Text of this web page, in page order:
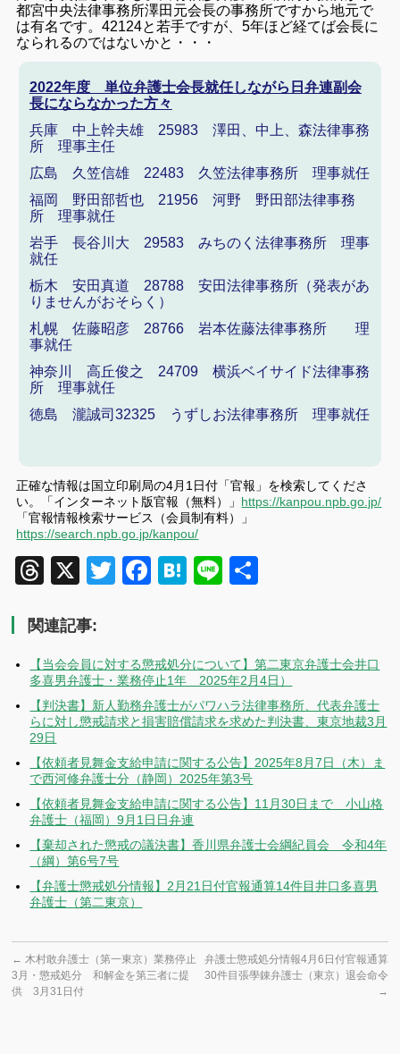
都宮中央法律事務所澤田元会長の事務所ですから地元で
は有名です。42124と若手ですが、5年ほど経てば会長に
なられるのではないかと・・・
2022年度 単位弁護士会長就任しながら日弁連副会
長にならなかった方々
兵庫 中上幹夫雄 25983 澤田、中上、森法律事務
所 理事主任
広島 久笠信雄 22483 久笠法律事務所 理事就任
福岡 野田部哲也 21956 河野 野田部法律事務
所 理事就任
岩手 長谷川大 29583 みちのく法律事務所 理事
就任
栃木 安田真道 28788 安田法律事務所（発表があ
りませんがおそらく）
札幌 佐藤昭彦 28766 岩本佐藤法律事務所 理
事就任
神奈川 高丘俊之 24709 横浜ベイサイド法律事務
所 理事就任
徳島 瀧誠司32325 うずしお法律事務所 理事就任
正確な情報は国立印刷局の4月1日付「官報」を検索してくださ
い。「インターネット版官報（無料）」 https://kanpou.npb.go.jp/
「官報情報検索サービス（会員制有料）」
https://search.npb.go.jp/kanpou/
Threads
X TwitterFacebook
Hatena
Line
関連記事:
【当会会員に対する懲戒処分について】第二東京弁護士会井口
多喜男弁護士・業務停止1年 2025年2月4日）
【判決書】新人勤務弁護士がパワハラ法律事務所、代表弁護士
らに対し懲戒請求と損害賠償請求を求めた判決書、東京地裁3月
29日
【依頼者見舞金支給申請に関する公告】2025年8月7日（木）ま
で西河修弁護士分（静岡）2025年第3号
【依頼者見舞金支給申請に関する公告】11月30日まで 小山格
弁護士（福岡）9月1日日弁連
【棄却された懲戒の議決書】香川県弁護士会綱紀員会 令和4年
（綱）第6号7号
【弁護士懲戒処分情報】2月21日付官報通算14件目井口多喜男
弁護士（第二東京）
← 木村敢弁護士（第一東京）業務停止
3月・懲戒処分 和解金を第三者に提
供 3月31日付
弁護士懲戒処分情報4月6日付官報通算
30件目張學錬弁護士（東京）退会命令
→